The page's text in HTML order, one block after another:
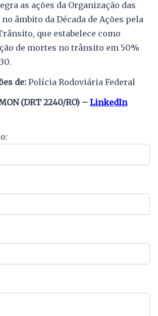
as ações da Organização das
âmbito da Década de Ações pela
que estabelece como
de mortes no trânsito em 50%
de: Polícia Rodoviária Federal
(DRT 2240/RO) – LinkedIn